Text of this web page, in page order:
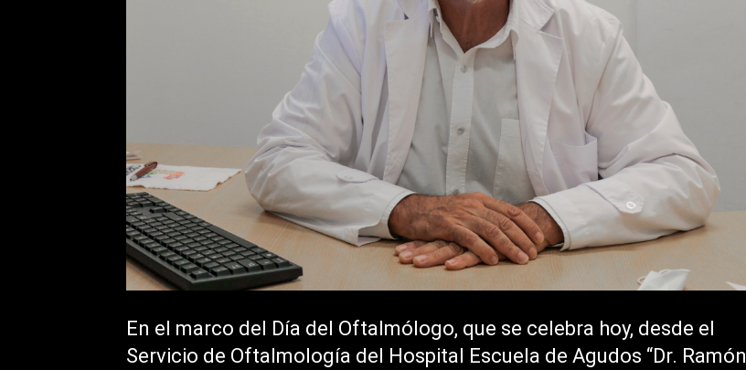
En el marco del Día del Oftalmólogo, que se celebra hoy, desde el
Servicio de Oftalmología del Hospital Escuela de Agudos “Dr. Ramón